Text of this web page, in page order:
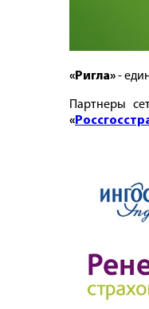
«Ригла»-
Партнеры
«